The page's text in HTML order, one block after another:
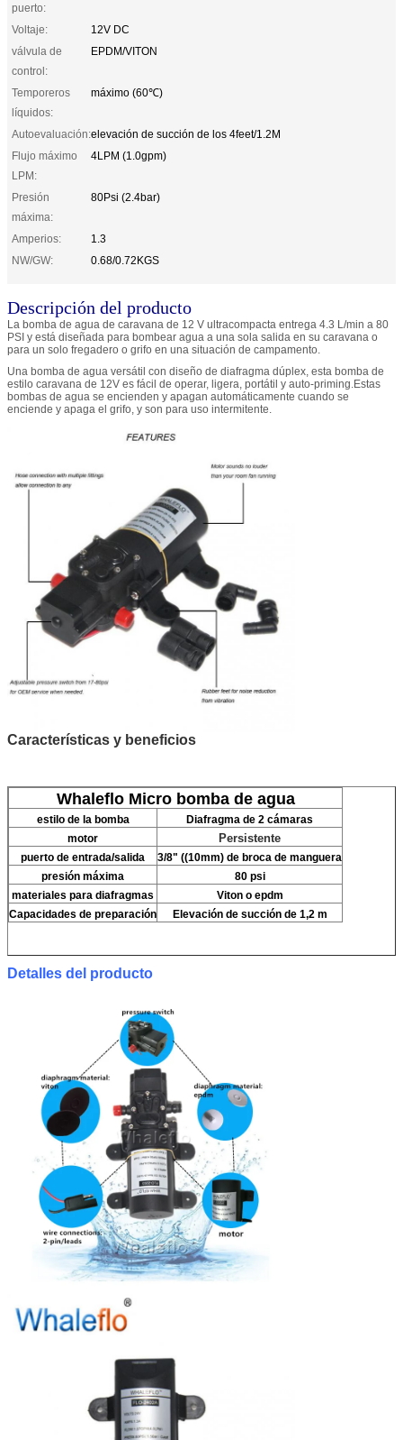
puerto:
Voltaje:
12V DC
válvula de
control:
EPDM/VITON
Temporeros
líquidos:
máximo (60℃)
Autoevaluación:elevación de succión de los 4feet/1.2M
Flujo máximo
LPM:
4LPM (1.0gpm)
Presión
máxima:
80Psi (2.4bar)
Amperios:
1.3
NW/GW:
0.68/0.72KGS
Descripción del producto
La bomba de agua de caravana de 12 V ultracompacta entrega 4.3 L/min a 80
PSI y está diseñada para bombear agua a una sola salida en su caravana o
para un solo fregadero o grifo en una situación de campamento.
Una bomba de agua versátil con diseño de diafragma dúplex, esta bomba de
estilo caravana de 12V es fácil de operar, ligera, portátil y auto-priming.Estas
bombas de agua se encienden y apagan automáticamente cuando se
enciende y apaga el grifo, y son para uso intermitente.
Características y beneficios
Whaleflo Micro bomba de agua
estilo de la bomba
Diafragma de 2 cámaras
motor
Persistente
puerto de entrada/salida
3/8" ((10mm) de broca de manguera
presión máxima
80 psi
materiales para diafragmas
Viton o epdm
Capacidades de preparación
Elevación de succión de 1,2 m
Detalles del producto